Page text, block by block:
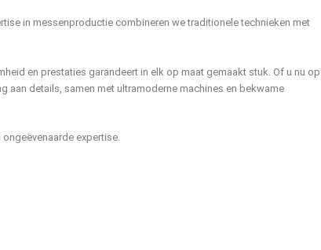
in messenproductie combineren we traditionele technieken met
en prestaties garandeert in elk op maat gemaakt stuk. Of u nu op
aan details, samen met ultramoderne machines en bekwame
expertise.